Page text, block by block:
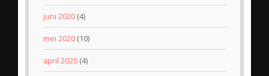
juni 2020 (4)
mei 2020 (10)
april 2020 (4)